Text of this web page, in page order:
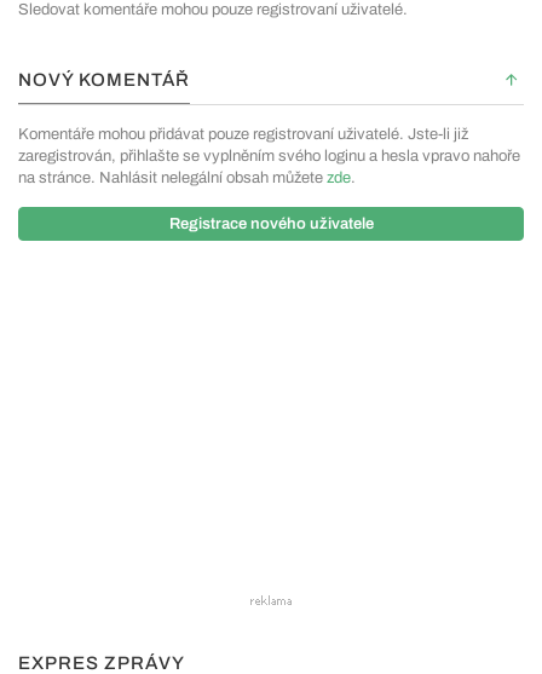
Sledovat komentáře mohou pouze registrovaní uživatelé.
NOVÝ KOMENTÁŘ
Komentáře mohou přidávat pouze registrovaní uživatelé. Jste-li již
zaregistrován, přihlašte se vyplněním svého loginu a hesla vpravo nahoře
na stránce. Nahlásit nelegální obsah můžete zde.
Registrace nového uživatele
EXPRES ZPRÁVY